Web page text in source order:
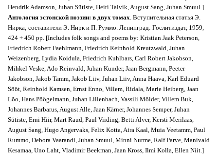
Hendrik Adamson, Juhan Sütiste, Heiti Talvik, August Sang, Juhan Smuul.]
Антология эстонской поэзии: в двух томах. Вступительная статья Э.
Нирка; составители Э. Нирк и П. Руммо. Ленинград: Гослитиздат, 1959,
424 + 450 pp. [Includes folk songs and poems by: Kristian Jaak Peterson,
Friedrich Robert Faehlmann, Friedrich Reinhold Kreutzwald, Juhan
Weizenberg, Lydia Koidula, Friedrich Kuhlbars, Carl Robert Jakobson,
Mihkel Veske, Ado Reinvald, Juhan Kunder, Jaan Bergmann, Peeter
Jakobson, Jakob Tamm, Jakob Liiv, Juhan Liiv, Anna Haava, Karl Eduard
Sööt, Reinhold Kamsen, Ernst Enno, Villem, Ridala, Marie Heiberg, Jaan
Lõo, Hans Pöögelmann, Juhan Lilienbach, Vassili Mölder, Villem Buk,
Johannes Barbarus, August Alle, Jaan Kärner, Johannes Semper, Juhan
Sütiste, Erni Hiir, Mart Raud, Paul Viiding, Betti Alver, Kersti Merilaas,
August Sang, Hugo Angervaks, Felix Kotta, Aira Kaal, Muia Veetamm, Paul
Rummo, Debora Vaarandi, Juhan Smuul, Minni Nurme, Ralf Parve, Manivald
Kesamaa, Uno Laht, Vladimir Beekman, Jaan Kross, Ilmi Kolla, Ellen Niit.]